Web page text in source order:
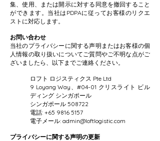
集、使用、または開示に対する同意を撤回すること
ができます。当社はPDPAに従ってお客様のリクエ
ストに対応します。
お問い合わせ
当社のプライバシーに関する声明またはお客様の個
人情報の取り扱いについてご質問やご不明な点がご
ざいましたら、以下までご連絡ください。
ロフト ロジスティクス Pte Ltd
9 Loyang Way、#04-01 クリスライト ビル
ディング シンガポール
シンガポール 508722
電話: +65 9816 5157
電子メール: admin@loftlogistic.com
プライバシーに関する声明の更新